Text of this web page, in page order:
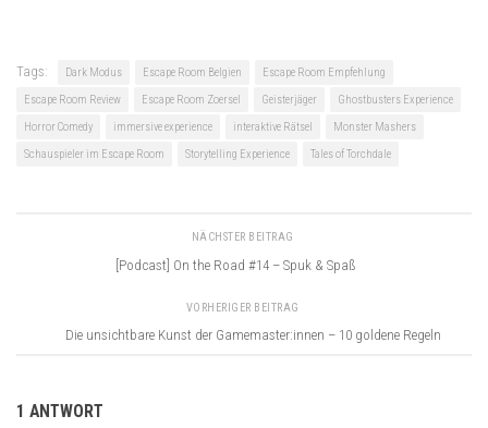
Tags: Dark Modus Escape Room Belgien
Escape Room Empfehlung
Escape Room Review
Escape Room Zoersel Geisterjäger
Ghostbusters Experience
Horror Comedy
immersive experience interaktive Rätsel
Monster Mashers
Schauspieler im Escape Room
Storytelling Experience Tales of Torchdale
NÄCHSTER BEITRAG
[Podcast] On the Road #14 – Spuk & Spaß
VORHERIGER BEITRAG
Die unsichtbare Kunst der Gamemaster:innen – 10 goldene Regeln
1 ANTWORT